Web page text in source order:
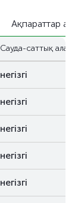
Ақпараттар
Сауда-саттық алаң
негізгі
негізгі
негізгі
негізгі
негізгі